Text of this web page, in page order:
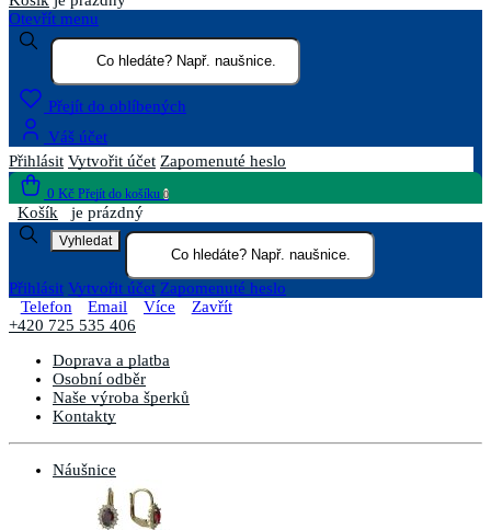
Otevřít menu
Přejít do oblíbených
Váš účet
Přihlásit Vytvořit účet Zapomenuté heslo
0 Kč Přejít do košíku 0
Košík je prázdný
Vyhledat
Přihlásit Vytvořit účet Zapomenuté heslo
Telefon
Email Více
Zavřít
+420 725 535 406
Doprava a platba
Osobní odběr
Naše výroba šperků
Kontakty
Náušnice